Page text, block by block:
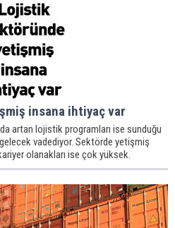
insana ihtiyaç var
artan lojistik programları ise sunduğu
vadediyor. Sektörde yetişmiş
olanakları ise çok yüksek.